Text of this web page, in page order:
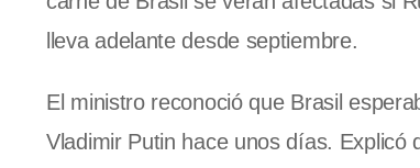
lleva adelante desde septiembre.
El ministro reconoció que Brasil
Vladimir Putin hace unos días. Explicó